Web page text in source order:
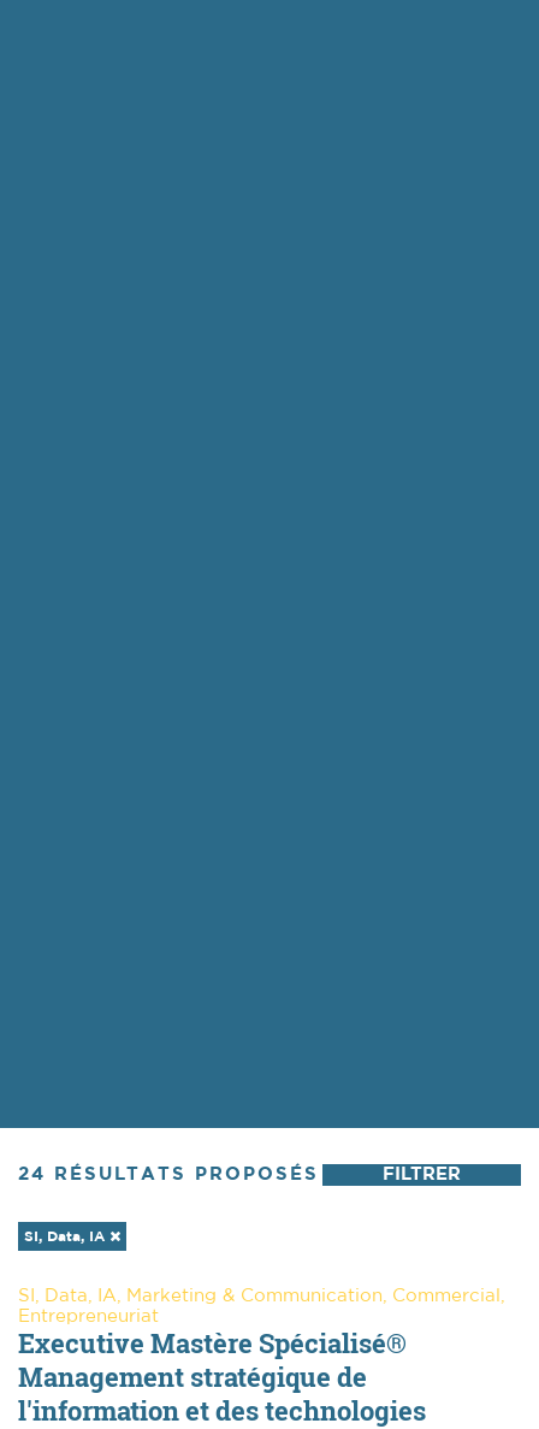
24 RÉSULTATS PROPOSÉS FILTRER
SI, Data, IA
SI, Data, IA, Marketing & Communication, Commercial,
Entrepreneuriat
Executive Mastère Spécialisé®
Management stratégique de
l'information et des technologies